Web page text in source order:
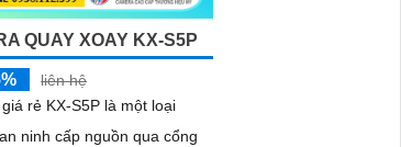
QUAY XOAY KX-S5P
liên hệ
rẻ KX-S5P là một loại
ninh cấp nguồn qua cổng